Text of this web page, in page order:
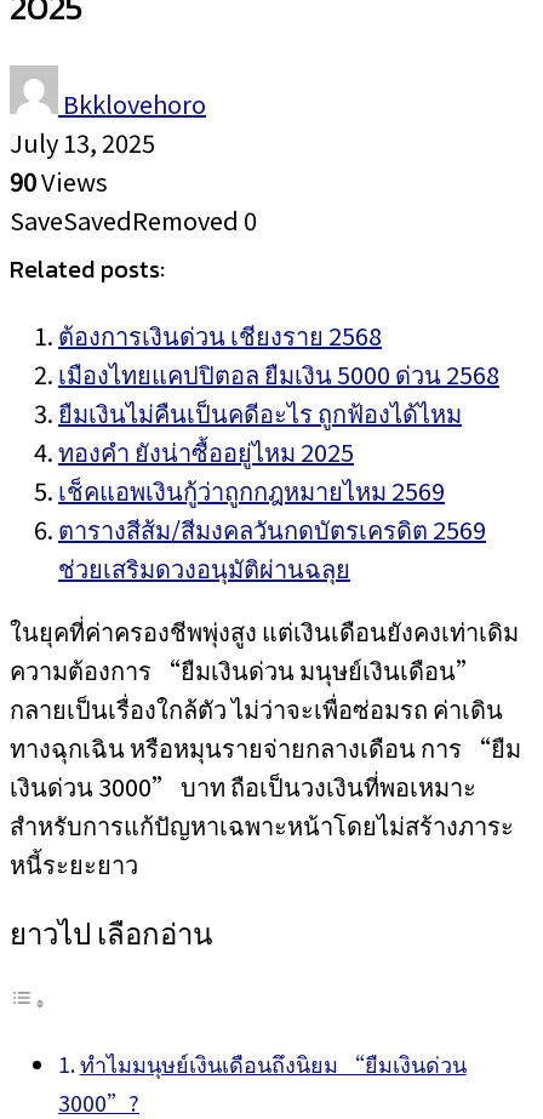
Bkklovehoro
July 13, 2025
90Views
SaveSavedRemoved 0
Related posts:
ต้องการเงินด่วน เชียงราย 2568
เมืองไทยแคปปิตอล ยืมเงิน 5000 ด่วน 2568
ยืมเงินไม่คืนเป็นคดีอะไร ถูกฟ้องได้ไหม
ทองคำ ยังน่าซื้ออยู่ไหม 2025
เช็คแอพเงินกู้ว่าถูกกฎหมายไหม 2569
ตารางสีส้ม/สีมงคลวันกดบัตรเครดิต 2569
ช่วยเสริมดวงอนุมัติผ่านฉลุย
ในยุคที่ค่าครองชีพพุ่งสูง แต่เงินเดือนยังคงเท่าเดิม
ความต้องการ “ยืมเงินด่วน มนุษย์เงินเดือน”
กลายเป็นเรื่องใกล้ตัว ไม่ว่าจะเพื่อซ่อมรถ ค่าเดิน
ทางฉุกเฉิน หรือหมุนรายจ่ายกลางเดือน การ “ยืม
เงินด่วน 3000” บาท ถือเป็นวงเงินที่พอเหมาะ
สำหรับการแก้ปัญหาเฉพาะหน้าโดยไม่สร้างภาระ
หนี้ระยะยาว
ยาวไป เลือกอ่าน
ทำไมมนุษย์เงินเดือนถึงนิยม “ยืมเงินด่วน
3000”?